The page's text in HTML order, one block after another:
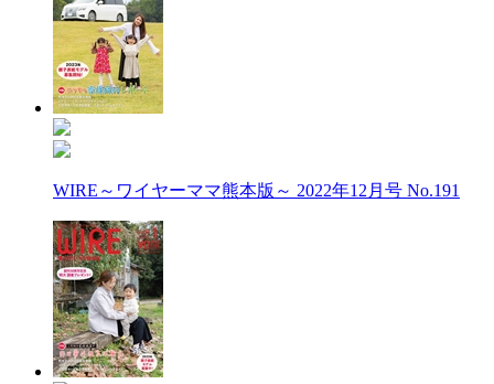
WIRE～ワイヤーママ熊本版～ 2022年12月号 No.191